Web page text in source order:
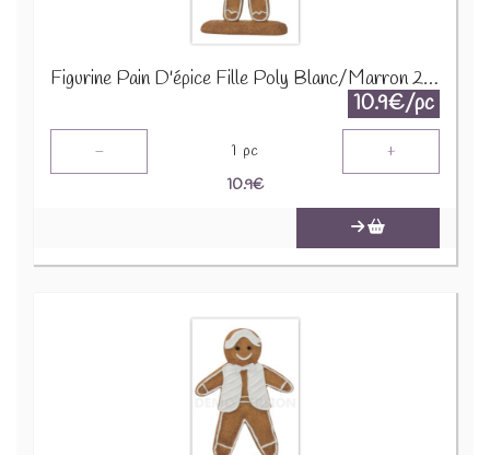
Figurine Pain D'épice Fille Poly Blanc/Marron 26600
10.9€/pc
- 1 pc +
10.9€